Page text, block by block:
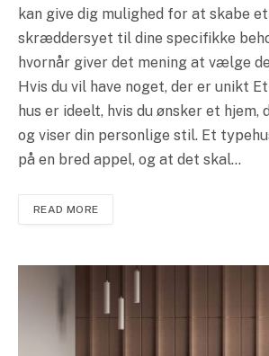
kan give dig mulighed for at skabe
skræddersyet til dine specifikke
hvornår giver det mening at vælge
Hvis du vil have noget, der er unikt
hus er ideelt, hvis du ønsker et hjem,
og viser din personlige stil. Et
på en bred appel, og at det skal…
READ MORE